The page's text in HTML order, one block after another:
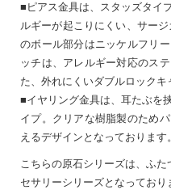
■ピアス金具は、スタッズタイ
ルギーが起こりにくい、サー
のボール部分はニッケルフリ
ッチは、アレルギー対応のス
た、外れにくいダブルロックキ
■イヤリング金具は、耳たぶを
イプ。クリアな樹脂製のため
えるデザインとなっております。
こちらの原石シリーズは、ふ
セサリーシリーズとなっており